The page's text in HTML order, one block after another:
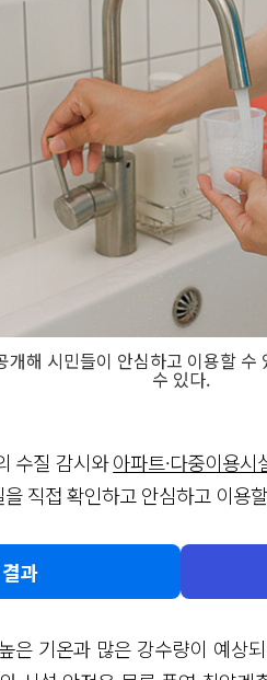
개해 시민들이 안심하고 이용할
수 있다.
수질 감시와아파트·다중이용
직접 확인하고 안심하고 이용
과
은 기온과 많은 강수량이 예상